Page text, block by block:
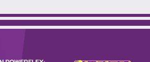
te monteren. De voordelen van
andere: